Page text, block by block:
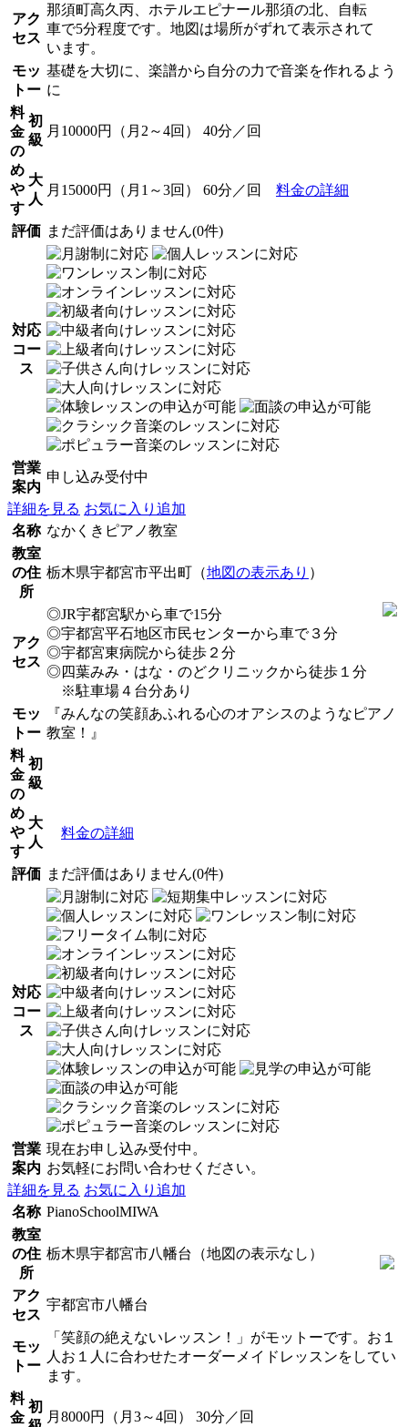
アク
セス
那須町高久丙、ホテルエピナール那須の北、自転
車で5分程度です。地図は場所がずれて表示されて
います。
モッ
トー
基礎を大切に、楽譜から自分の力で音楽を作れるよう
に
料
金
の
め
や
す
初
級
月10000円（月2～4回） 40分／回
大
人
月15000円（月1～3回） 60分／回 料金の詳細
評価 まだ評価はありません(0件)
対応
コー
ス
営業
案内
申し込み受付中
詳細を見る お気に入り追加
名称 なかくきピアノ教室
教室
の住
所
栃木県宇都宮市平出町（地図の表示あり ）
アク
セス
◎JR宇都宮駅から車で15分
◎宇都宮平石地区市民センターから車で３分
◎宇都宮東病院から徒歩２分
◎四葉みみ・はな・のどクリニックから徒歩１分
※駐車場４台分あり
モッ
トー
『みんなの笑顔あふれる心のオアシスのようなピアノ
教室！』
料
金
の
め
や
す
初
級
大
人
料金の詳細
評価 まだ評価はありません(0件)
対応
コー
ス
営業
案内
現在お申し込み受付中。
お気軽にお問い合わせください。
詳細を見る お気に入り追加
名称 PianoSchoolMIWA
教室
の住
所
栃木県宇都宮市八幡台（地図の表示なし）
アク
セス
宇都宮市八幡台
モッ
トー
「笑顔の絶えないレッスン！」がモットーです。お１
人お１人に合わせたオーダーメイドレッスンをしてい
ます。
料
金
初
月8000円（月3～4回） 30分／回